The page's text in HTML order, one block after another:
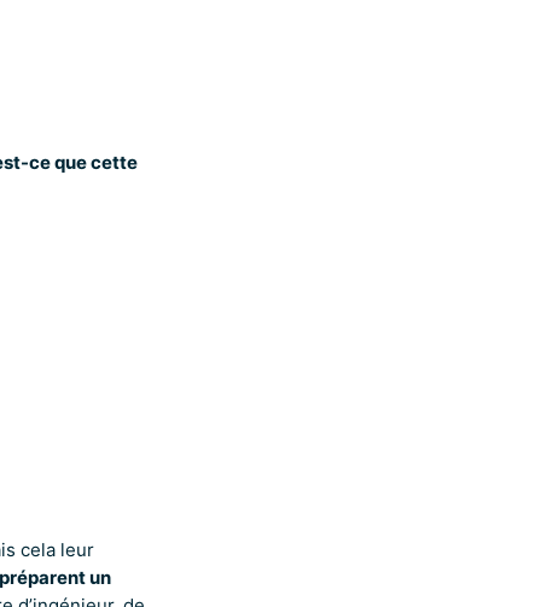
ce que cette
cela leur
un